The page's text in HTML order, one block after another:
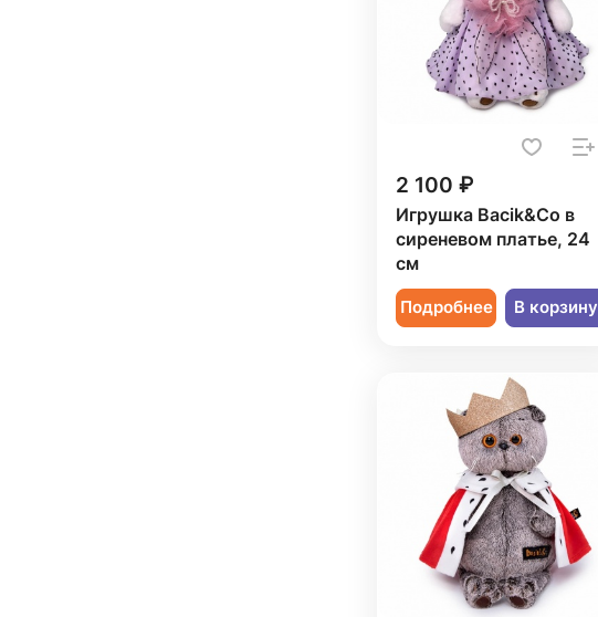
2 100 ₽
Игрушка Bacik&Co в
сиреневом платье, 24
см
Подробнее В корзину